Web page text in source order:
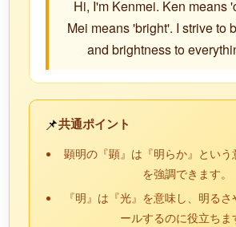
Hi, I'm Kenmei. Ken means
Mei means 'bright'. I strive to
and brightness to
📌共通ポイント
顕明の『顕』は『明らか』という
を強調できます。
『明』は『光』を意味し、明る
ールするのに役立ちま